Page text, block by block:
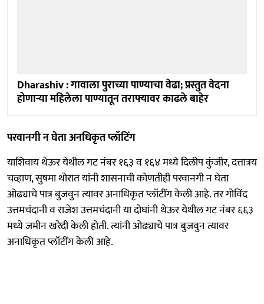
Dharashiv : गावाला पुराच्या पाण्याचा वेढा; प्रस्तुत वेदना
होणाऱ्या महिलेला पाण्यातून तराफ्यावर काढले बाहेर
परवानगी न घेता अनधिकृत प्लॉटिंग
याशिवाय थेऊर येथील गट नंबर १६३ व १६४ मध्ये दिलीप कुंजीर, दत्तात्रय
चव्हाण, सुषमा थोरात यांनी शासनाची कोणतीही परवानगी न घेता
ओढ्याचे पात्र बुजवुन त्यावर अनाधिकृत प्लॉटींग केली आहे. तर गोविंद
उत्तमचंदानी व राजेश उत्तमचंदानी या दोघांनी थेऊर येथील गट नंबर ६६३
मध्ये जमीन खरेदी केली होती. त्यांनी ओढ्याचे पात्र बुजवुन त्यावर
अनाधिकृत प्लॉटींग केली आहे.